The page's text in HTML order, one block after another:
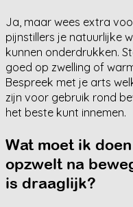
Ja, maar wees extra
pijnstillers je natuurlijke
kunnen onderdrukken.
goed op zwelling of
Bespreek met je arts
zijn voor gebruik rond
het beste kunt innemen.
Wat moet ik
opzwelt na
is draaglijk?